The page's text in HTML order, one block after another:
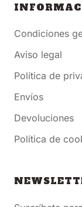
Condiciones
Aviso legal
Política de
Envíos
Devoluciones
Política de